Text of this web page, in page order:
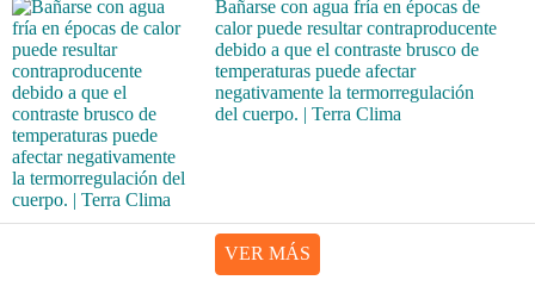
Bañarse con agua fría en épocas de
calor puede resultar contraproducente
debido a que el contraste brusco de
temperaturas puede afectar
negativamente la termorregulación
del cuerpo. | Terra Clima
VER MÁS